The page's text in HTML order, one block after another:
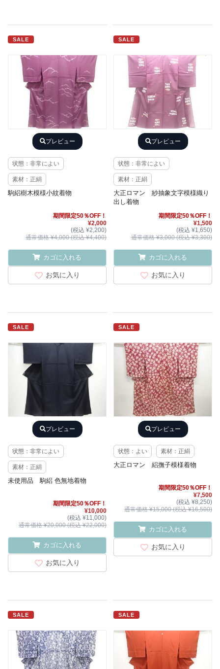
SALE
プレビュー
状態：非常によい
素材：正絹
駒絽樹木模様小紋着物
期間限定50％OFF！
¥2,000
(税込 ¥2,200)
通常価格 ¥4,000 (税込 ¥4,400)
カゴに入れる
お気に入り
SALE
プレビュー
状態：非常によい
素材：正絹
大正ロマン 紗抽象文字模様織り
出し着物
期間限定50％OFF！
¥1,500
(税込 ¥1,650)
通常価格 ¥3,000 (税込 ¥3,300)
カゴに入れる
お気に入り
SALE
プレビュー
状態：非常によい
素材：正絹
未使用品 駒絽 色無地着物
期間限定50％OFF！
¥10,000
(税込 ¥11,000)
通常価格 ¥20,000 (税込 ¥22,000)
カゴに入れる
お気に入り
SALE
プレビュー
状態：よい 素材：正絹
大正ロマン 絽撫子模様着物
期間限定50％OFF！
¥7,500
(税込 ¥8,250)
通常価格 ¥15,000 (税込 ¥16,500)
カゴに入れる
お気に入り
SALE SALE